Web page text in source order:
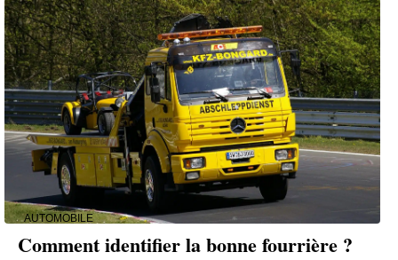
AUTOMOBILE
Comment identifier la bonne fourrière ?